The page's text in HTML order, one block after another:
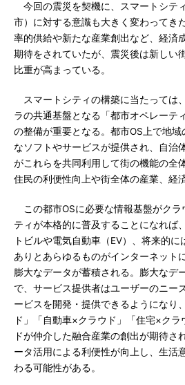
今回の震災を契機に、スマートシテ
市）に対する意識も大きく変わってき
率的供給や新たな産業創出など、経済
期待をされていたが、震災後は新しい
比重が高まっている。
スマートシティの構築に当たっては
ラの共通基盤となる「都市オペレーテ
の整備が重要となる。都市OS上で地域
なソフトやサービスが提供され、自治
がこれらを共同利用して街の機能の全
住民の利便性向上や街全体の産業、経
この都市OSに必要な情報基盤がクラ
ティが本格的に普及することになれば
トビルや電気自動車（EV）、将来的
ありとあらゆるものがインターネット
膨大なデータが蓄積される。膨大なデ
で、サービス提供者はユーザーのニー
ービスを開発・提供できるようになり
ド」「自動車×クラウド」「住宅×クラ
ドが仲介した融合産業の創出が期待さ
ータ活用による利便性が向上し、生活
わる可能性がある。